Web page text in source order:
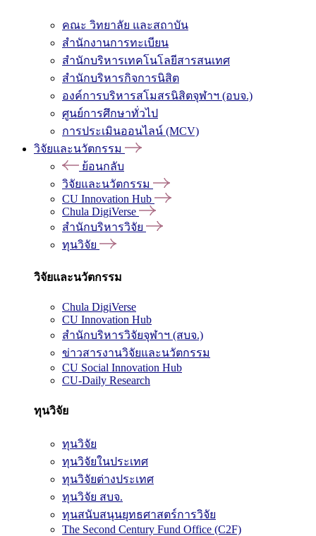
คณะ วิทยาลัย และสถาบัน
สำนักงานการทะเบียน
สำนักบริหารเทคโนโลยีสารสนเทศ
สำนักบริหารกิจการนิสิต
องค์การบริหารสโมสรนิสิตจุฬาฯ (อบจ.)
ศูนย์การศึกษาทั่วไป
การประเมินออนไลน์ (MCV)
วิจัยและนวัตกรรม
ย้อนกลับ
วิจัยและนวัตกรรม
CU Innovation Hub
Chula DigiVerse
สำนักบริหารวิจัย
ทุนวิจัย
วิจัยและนวัตกรรม
Chula DigiVerse
CU Innovation Hub
สำนักบริหารวิจัยจุฬาฯ (สบจ.)
ข่าวสารงานวิจัยและนวัตกรรม
CU Social Innovation Hub
CU-Daily Research
ทุนวิจัย
ทุนวิจัย
ทุนวิจัยในประเทศ
ทุนวิจัยต่างประเทศ
ทุนวิจัย สบจ.
ทุนสนับสนุนยุทธศาสตร์การวิจัย
The Second Century Fund Office (C2F)